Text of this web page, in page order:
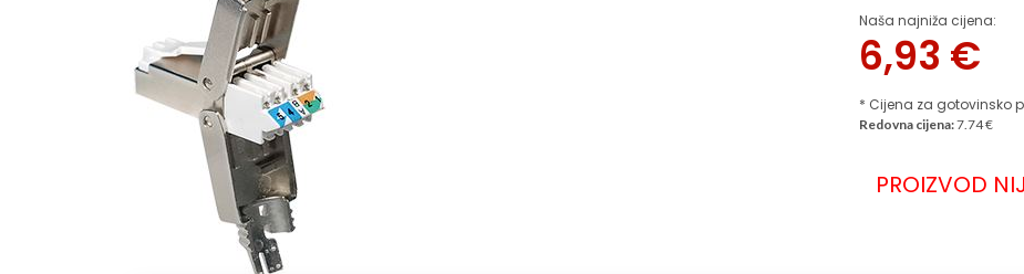
Naša najniža cijena:
6,93 €
* Cijena za gotovinsko
Redovna cijena:7.74 €
PROIZVOD